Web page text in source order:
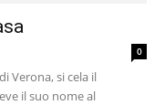
0
Verona, si cela il
il suo nome al